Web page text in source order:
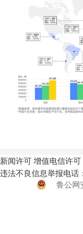
新闻许可增值电信许可
违法不良信息举报电话
鲁公网